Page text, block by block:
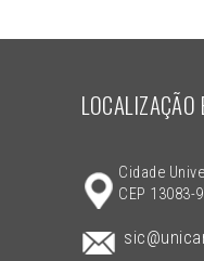
LOCALIZAÇÃO
Cidade
CEP 13083-